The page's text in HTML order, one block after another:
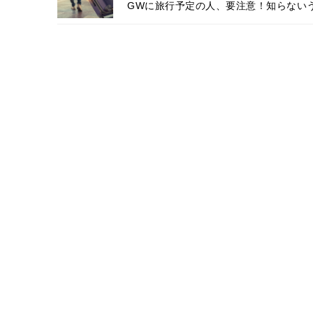
GWに旅行予定の人、要注意！知らない